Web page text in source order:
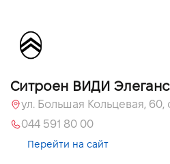
Ситроен ВИДИ Элеганс
044 591 80 00
Перейти на сайт